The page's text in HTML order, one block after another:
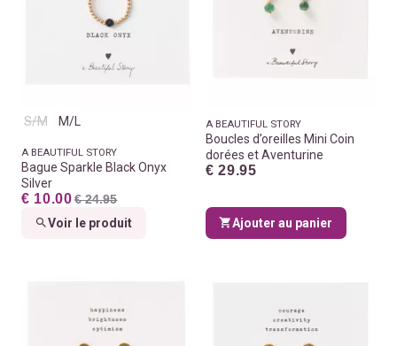
S/M M/L
A BEAUTIFUL STORY
Bague Sparkle Black Onyx
Silver
€ 10.00 € 24.95
Voir le produit
A BEAUTIFUL STORY
Boucles d’oreilles Mini Coin
dorées et Aventurine
€ 29.95
Ajouter au panier